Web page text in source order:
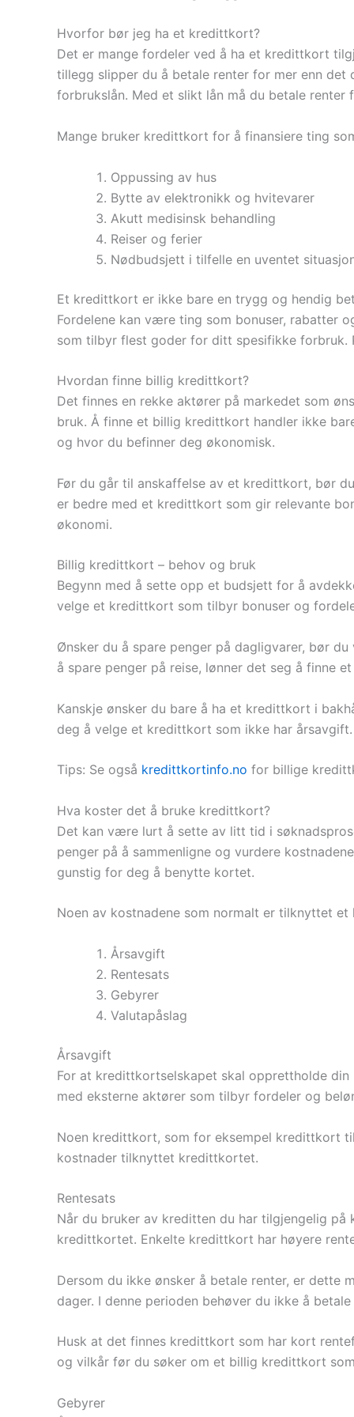
Hvorfor bør jeg ha et kredittkort?
Det er mange fordeler ved å ha et kredittkort
tillegg slipper du å betale renter for mer enn
forbrukslån. Med et slikt lån må du betale renter
Mange bruker kredittkort for å finansiere ting
Oppussing av hus
Bytte av elektronikk og hvitevarer
Akutt medisinsk behandling
Reiser og ferier
Nødbudsjett i tilfelle en uventet
Et kredittkort er ikke bare en trygg og hendig
Fordelene kan være ting som bonuser, rabatter
som tilbyr flest goder for ditt spesifikke forbruk.
Hvordan finne billig kredittkort?
Det finnes en rekke aktører på markedet som
bruk. Å finne et billig kredittkort handler ikke
og hvor du befinner deg økonomisk.
Før du går til anskaffelse av et kredittkort, bør
er bedre med et kredittkort som gir relevante
økonomi.
Billig kredittkort – behov og bruk
Begynn med å sette opp et budsjett for å
velge et kredittkort som tilbyr bonuser og
Ønsker du å spare penger på dagligvarer, bør
å spare penger på reise, lønner det seg å finne
Kanskje ønsker du bare å ha et kredittkort i
deg å velge et kredittkort som ikke har
Tips: Se også kredittkortinfo.no for billige
Hva koster det å bruke kredittkort?
Det kan være lurt å sette av litt tid i
penger på å sammenligne og vurdere
gunstig for deg å benytte kortet.
Noen av kostnadene som normalt er tilknyttet
Årsavgift
Rentesats
Gebyrer
Valutapåslag
Årsavgift
For at kredittkortselskapet skal opprettholde
med eksterne aktører som tilbyr fordeler og
Noen kredittkort, som for eksempel kredittkort
kostnader tilknyttet kredittkortet.
Rentesats
Når du bruker av kreditten du har tilgjengelig
kredittkortet. Enkelte kredittkort har høyere
Dersom du ikke ønsker å betale renter, er dette
dager. I denne perioden behøver du ikke å
Husk at det finnes kredittkort som har kort
og vilkår før du søker om et billig kredittkort
Gebyrer